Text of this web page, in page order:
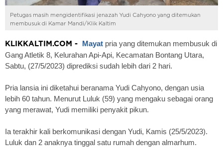
Petugas masih mengidentifikasi jenazah Yudi Cahyono yang ditemukan
membusuk di Kamar Mandi/Klik Kaltim
KLIKKALTIM.COM - Mayat pria yang ditemukan membusuk di
Gang Atletik 8, Kelurahan Api-Api, Kecamatan Bontang Utara,
Sabtu, (27/5/2023) diprediksi sudah lebih dari 2 hari.
Pria lansia ini diketahui beranama Yudi Cahyono, dengan usia
lebih 60 tahun. Menurut Luluk (59) yang mengaku sebagai orang
yang merawat, Yudi memiliki penyakit pikun.
Ia terakhir kali berkomunikasi dengan Yudi, Kamis (25/5/2023).
Luluk dan 2 anaknya tinggal satu rumah dengan almarhum.